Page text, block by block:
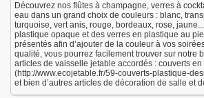
Découvrez nos flûtes à champagne, verres à
eau dans un grand choix de couleurs : blanc,
turquoise, vert anis, rouge, bordeaux, rose,
plastique opaque et des verres en plastique au
présentés afin d’ajouter de la couleur à vos
qualité, vous pourrez facilement trouver sur notre
articles de vaisselle jetable accordés : couverts
(http://www.ecojetable.fr/59-couverts-plastique-
et bien d’autres articles de décoration de salle et